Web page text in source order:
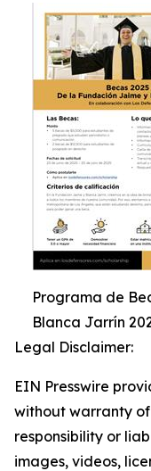
Programa de
Blanca Jarrín
Legal Disclaimer:
EIN Presswire
without warranty
responsibility or
images, videos,